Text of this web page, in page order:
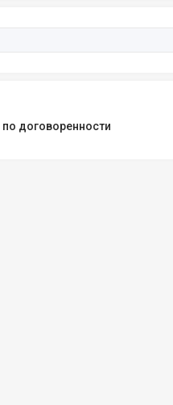
по договоренности